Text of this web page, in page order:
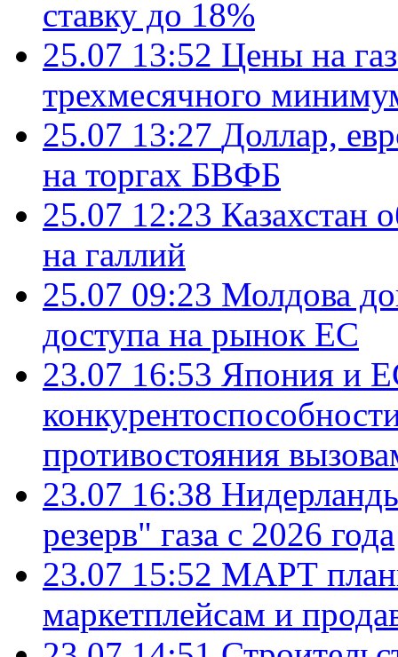
ставку до 18%
25.07 13:52 Цены на
трехмесячного
25.07 13:27 Доллар,
на торгах БВФБ
25.07 12:23 Казахстан
на галлий
25.07 09:23 Молдова
доступа на рынок ЕС
23.07 16:53 Япония и
противостояния
23.07 16:38
резерв" газа с 2026 года
23.07 15:52 МАРТ
маркетплейсам и